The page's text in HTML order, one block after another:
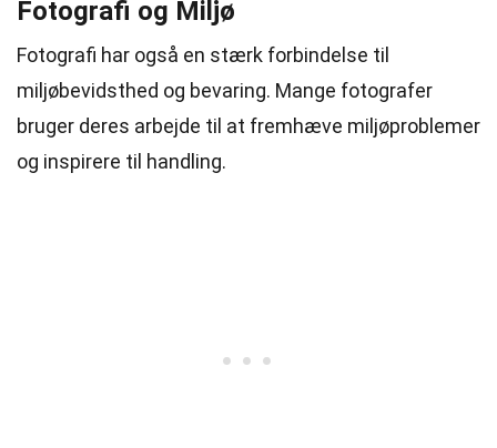
Fotografi og Miljø
Fotografi har også en stærk forbindelse til
miljøbevidsthed og bevaring. Mange fotografer
bruger deres arbejde til at fremhæve miljøproblemer
og inspirere til handling.